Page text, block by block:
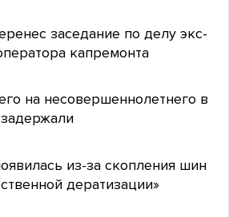
заседание по делу экс-
капремонта
на несовершеннолетнего в
из-за скопления шин
дератизации»